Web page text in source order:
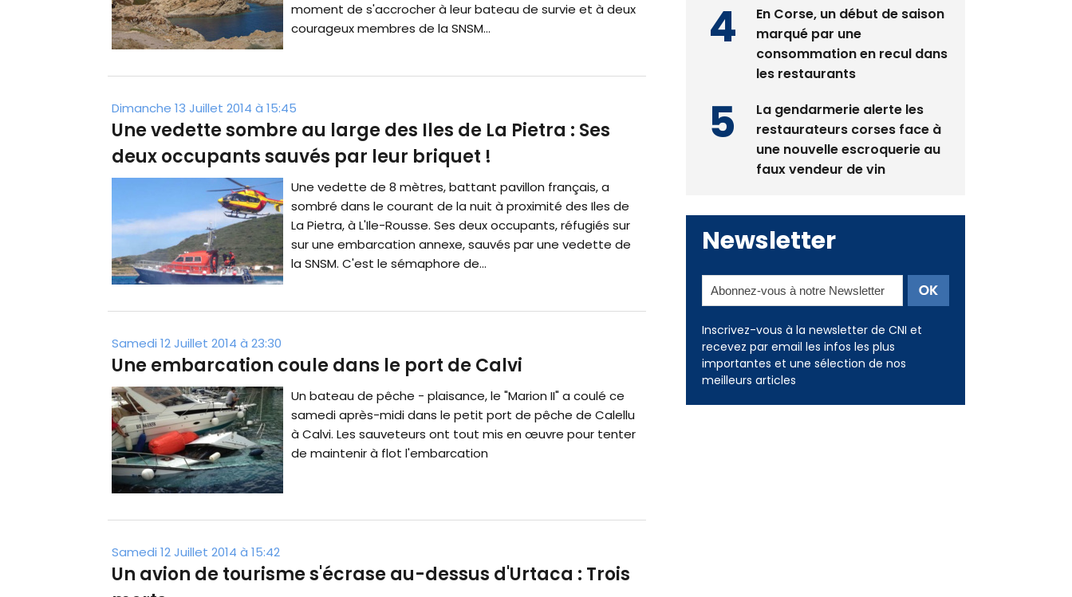
moment de s'accrocher à leur bateau de survie et à deux
courageux membres de la SNSM...
Dimanche 13 Juillet 2014 à 15:45
Une vedette sombre au large des Iles de La Pietra : Ses
deux occupants sauvés par leur briquet !
Une vedette de 8 mètres, battant pavillon français, a
sombré dans le courant de la nuit à proximité des Iles de
La Pietra, à L'Ile-Rousse. Ses deux occupants, réfugiés sur
sur une embarcation annexe, sauvés par une vedette de
la SNSM. C'est le sémaphore de...
Samedi 12 Juillet 2014 à 23:30
Une embarcation coule dans le port de Calvi
Un bateau de pêche - plaisance, le "Marion II" a coulé ce
samedi après-midi dans le petit port de pêche de Calellu
à Calvi. Les sauveteurs ont tout mis en œuvre pour tenter
de maintenir à flot l'embarcation
Samedi 12 Juillet 2014 à 15:42
Un avion de tourisme s'écrase au-dessus d'Urtaca : Trois
En Corse, un début de saison
marqué par une
consommation en recul dans
les restaurants
La gendarmerie alerte les
restaurateurs corses face à
une nouvelle escroquerie au
faux vendeur de vin
Newsletter
Inscrivez-vous à la newsletter de CNI et
recevez par email les infos les plus
importantes et une sélection de nos
meilleurs articles